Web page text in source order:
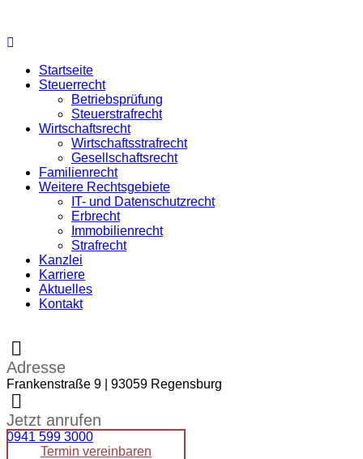
Startseite
Steuerrecht
Betriebsprüfung
Steuerstrafrecht
Wirtschaftsrecht
Wirtschaftsstrafrecht
Gesellschaftsrecht
Familienrecht
Weitere Rechtsgebiete
IT- und Datenschutzrecht
Erbrecht
Immobilienrecht
Strafrecht
Kanzlei
Karriere
Aktuelles
Kontakt
Adresse
Frankenstraße 9 | 93059 Regensburg
Jetzt anrufen
0941 599 3000
Termin vereinbaren